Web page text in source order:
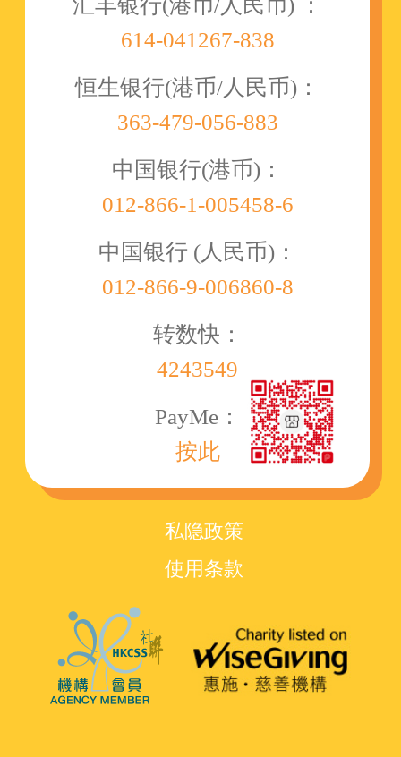
汇丰银行(港币/人民币) ：
614-041267-838
恒生银行(港币/人民币)：
363-479-056-883
中国银行(港币)：
012-866-1-005458-6
中国银行 (人民币)：
012-866-9-006860-8
转数快：
4243549
PayMe：
按此
私隐政策
使用条款